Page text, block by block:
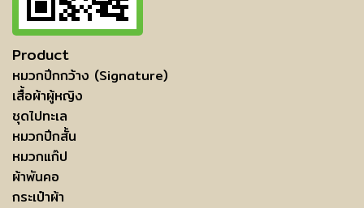
Product
หมวกปีกกว้าง (Signature)
เสื้อผ้าผู้หญิง
ชุดไปทะเล
หมวกปีกสั้น
หมวกแก๊ป
ผ้าพันคอ
กระเป๋าผ้า